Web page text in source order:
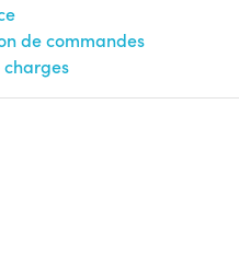
de commandes
charges